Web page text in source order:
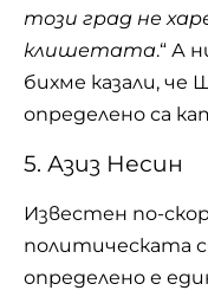
този град не
клишетата.“ А
бихме казали, че
определено са
5. Азиз Несин
Известен по-
политическата
определено е